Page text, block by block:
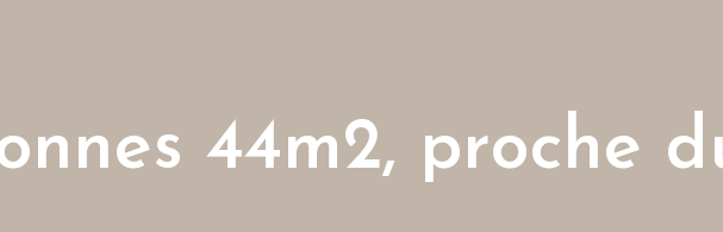
44m2, proche